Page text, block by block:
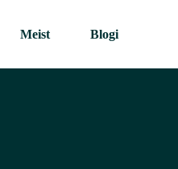
Meist Blogi